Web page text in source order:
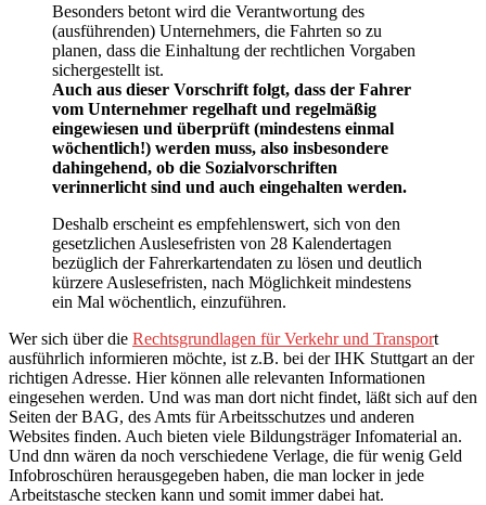
Besonders betont wird die Verantwortung des
(ausführenden) Unternehmers, die Fahrten so zu
planen, dass die Einhaltung der rechtlichen Vorgaben
sichergestellt ist.
Auch aus dieser Vorschrift folgt, dass der Fahrer
vom Unternehmer regelhaft und regelmäßig
eingewiesen und überprüft (mindestens einmal
wöchentlich!) werden muss, also insbesondere
dahingehend, ob die Sozialvorschriften
verinnerlicht sind und auch eingehalten werden.
Deshalb erscheint es empfehlenswert, sich von den
gesetzlichen Auslesefristen von 28 Kalendertagen
bezüglich der Fahrerkartendaten zu lösen und deutlich
kürzere Auslesefristen, nach Möglichkeit mindestens
ein Mal wöchentlich, einzuführen.
Wer sich über die Rechtsgrundlagen für Verkehr und Transport
ausführlich informieren möchte, ist z.B. bei der IHK Stuttgart an der
richtigen Adresse. Hier können alle relevanten Informationen
eingesehen werden. Und was man dort nicht findet, läßt sich auf den
Seiten der BAG, des Amts für Arbeitsschutzes und anderen
Websites finden. Auch bieten viele Bildungsträger Infomaterial an.
Und dnn wären da noch verschiedene Verlage, die für wenig Geld
Infobroschüren herausgegeben haben, die man locker in jede
Arbeitstasche stecken kann und somit immer dabei hat.